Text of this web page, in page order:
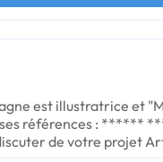
est illustratrice et
références : ******
de votre projet